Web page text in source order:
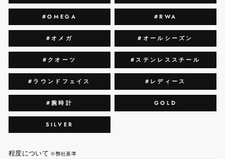
#OMEGA #RWA
#オメガ #オールシーズン
#クオーツ #ステンレススチール
#ラウンドフェイス #レディース
#腕時計 GOLD
SILVER
程度について ※弊社基準